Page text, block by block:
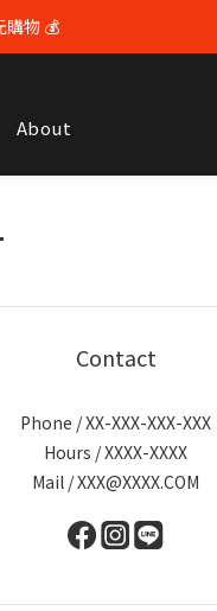
購物 💰
購物 💰
購物 💰
About
Contact
Phone / XX-XXX-XXX-XXX
Hours / XXXX-XXXX
Mail / XXX@XXXX.COM